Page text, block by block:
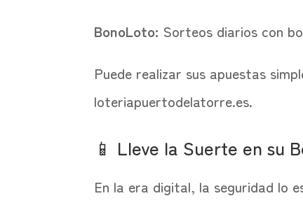
BonoLoto: Sorteos diarios con
Puede realizar sus apuestas
loteriapuertodelatorre.es.
📱 Lleve la Suerte en su
En la era digital, la seguridad lo